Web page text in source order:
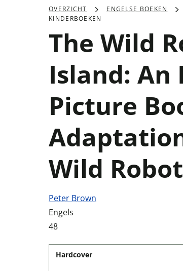
OVERZICHT ENGELSE BOEKEN
KINDERBOEKEN
The Wild
Island:
Picture
Wild Robot
Peter Brown
Engels
48
Hardcover